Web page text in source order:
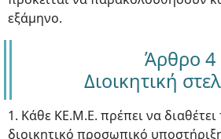
εξάμηνο.
Άρθρο 4
Διοικητική
1. Κάθε ΚΕ.Μ.Ε. πρέπει να διαθέτει
διοικητικό προσωπικό